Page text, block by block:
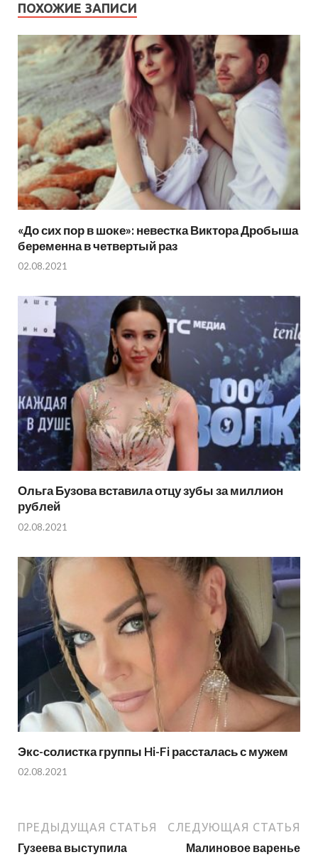
ПОХОЖИЕ ЗАПИСИ
«До сих пор в шоке»: невестка Виктора Дробыша
беременна в четвертый раз
02.08.2021
Ольга Бузова вставила отцу зубы за миллион
рублей
02.08.2021
Экс-солистка группы Hi-Fi рассталась с мужем
02.08.2021
ПРЕДЫДУЩАЯ СТАТЬЯ
Гузеева выступила
СЛЕДУЮЩАЯ СТАТЬЯ
Малиновое варенье